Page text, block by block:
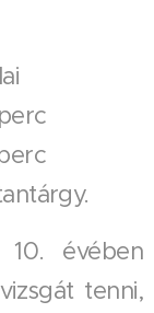
10. évében
tenni,